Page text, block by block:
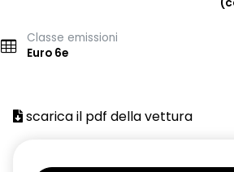
Classe emissioni
Euro 6e
scarica il pdf della vettura